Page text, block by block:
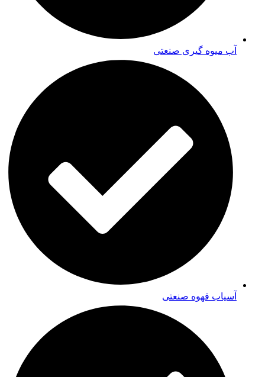
آب میوه گیری صنعتی
آسیاب قهوه صنعتی